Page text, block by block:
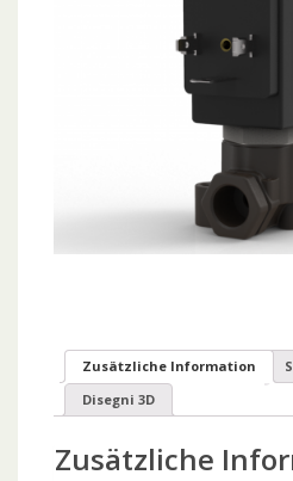
Zusätzliche Information
Disegni 3D
Zusätzliche